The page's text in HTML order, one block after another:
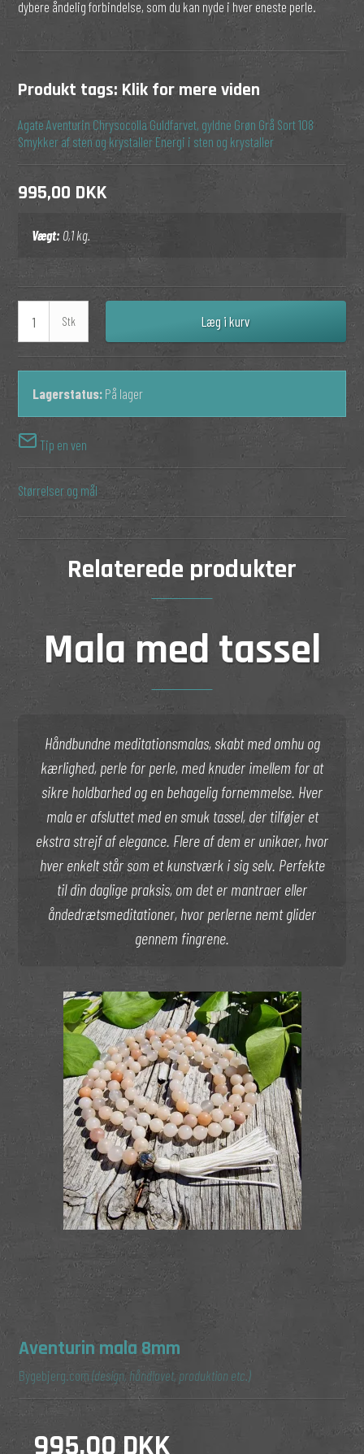
dybere åndelig forbindelse, som du kan nyde i hver eneste perle.
Produkt tags: Klik for mere viden
Agate Aventurin Chrysocolla Guldfarvet, gyldne Grøn Grå Sort108
Smykker af sten og krystaller Energi i sten og krystaller
995,00 DKK
Vægt: 0,1 kg.
Stk Læg i kurv
Lagerstatus: På lager
Tip en ven
Størrelser og mål
Relaterede produkter
Mala med tassel
Håndbundne meditationsmalas, skabt med omhu og
kærlighed, perle for perle, med knuder imellem for at
sikre holdbarhed og en behagelig fornemmelse. Hver
mala er afsluttet med en smuk tassel, der tilføjer et
ekstra strejf af elegance. Flere af dem er unikaer, hvor
hver enkelt står som et kunstværk i sig selv. Perfekte
til din daglige praksis, om det er mantraer eller
åndedrætsmeditationer, hvor perlerne nemt glider
gennem fingrene.
Aventurin mala 8mm
Bygebjerg.com(design, håndlavet, produktion etc.)
995,00 DKK